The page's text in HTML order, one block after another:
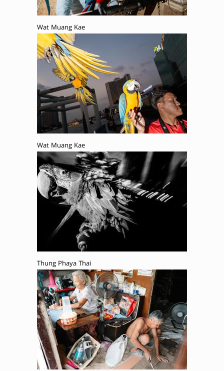
Wat Muang Kae
Wat Muang Kae
Thung Phaya Thai